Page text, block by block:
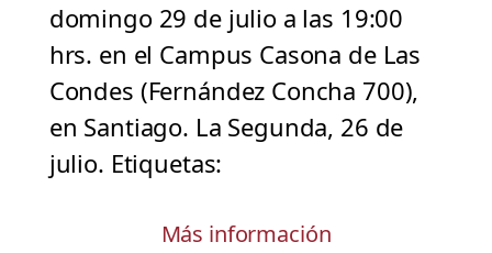
domingo 29 de julio a las 19:00
hrs. en el Campus Casona de Las
Condes (Fernández Concha 700),
en Santiago. La Segunda, 26 de
julio. Etiquetas:
Más información